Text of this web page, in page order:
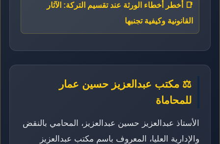
📑 أخطر أخطاء الورثة عند تقسيم التركة: الآثار
القانونية وكيفية تجنبها
⚖️ مكتب عبدالعزيز حسين عمار
للمحاماة
الأستاذ عبدالعزيز حسين عبدالعزيز، المحامي بالنقض
والإدارية العليا، المعروف باسم مكتب عبدالعزيز